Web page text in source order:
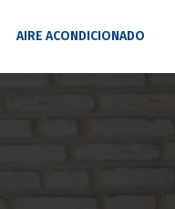
AIRE ACONDICIONADO